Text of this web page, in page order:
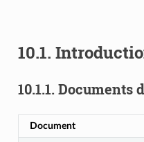
10.1.
10.1.1. Documents
Document